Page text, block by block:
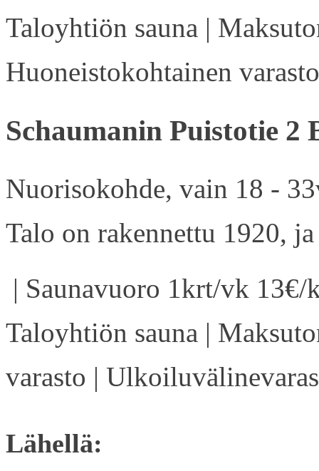
Taloyhtiön sauna |
Huoneistokohtainen
Schaumanin Puistotie 2
Nuorisokohde, vain 18 -
Talo on rakennettu 1920,
| Saunavuoro 1krt/vk
Taloyhtiön sauna |
varasto |
Lähellä: